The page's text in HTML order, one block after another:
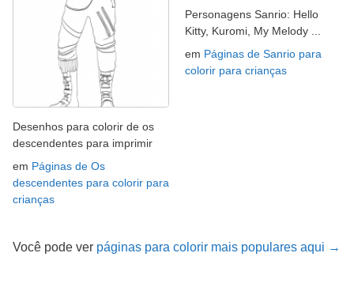
Desenhos para colorir de os
descendentes para imprimir
em Páginas de Os
descendentes para colorir para
crianças
Personagens Sanrio: Hello
Kitty, Kuromi, My Melody ...
em Páginas de Sanrio para
colorir para crianças
Você pode ver páginas para colorir mais populares aqui →